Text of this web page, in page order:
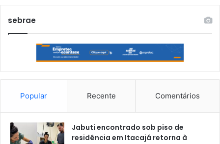
sebrae
Popular Recente Comentários
Jabuti encontrado sob piso de
residência em Itacajá retorna à